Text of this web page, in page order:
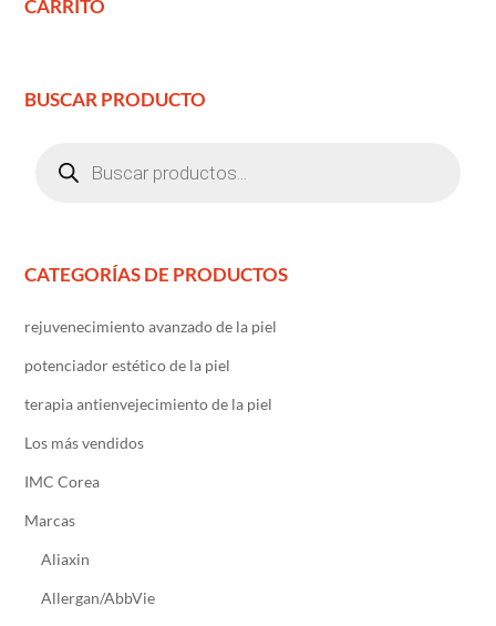
CARRITO
BUSCAR PRODUCTO
productos
CATEGORÍAS DE PRODUCTOS
rejuvenecimiento avanzado de la piel
potenciador estético de la piel
terapia antienvejecimiento de la piel
Los más vendidos
IMC Corea
Marcas
Aliaxin
Allergan/AbbVie